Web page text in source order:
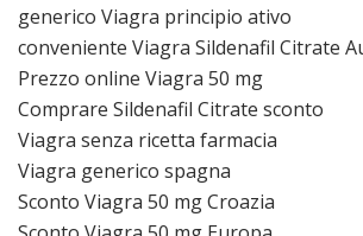
generico Viagra principio ativo
conveniente Viagra Sildenafil Citrate
Prezzo online Viagra 50 mg
Comprare Sildenafil Citrate sconto
Viagra senza ricetta farmacia
Viagra generico spagna
Sconto Viagra 50 mg Croazia